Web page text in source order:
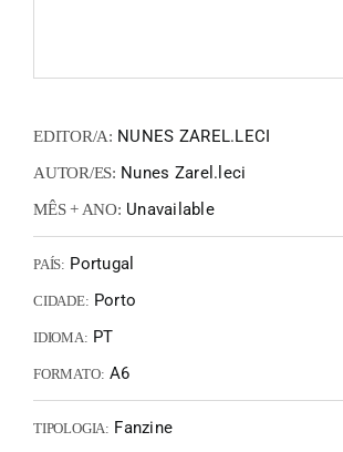
EDITOR/A: NUNES ZAREL.LECI
AUTOR/ES: Nunes Zarel.leci
MÊS + ANO: Unavailable
PAÍS: Portugal
CIDADE: Porto
IDIOMA: PT
FORMATO: A6
TIPOLOGIA: Fanzine